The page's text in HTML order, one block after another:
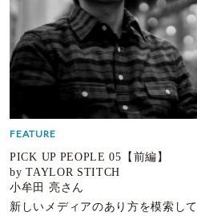
FEATURE
PICK UP PEOPLE 05【前編】
by TAYLOR STITCH
小牟田 亮さん
新しいメディアのあり方を模索して